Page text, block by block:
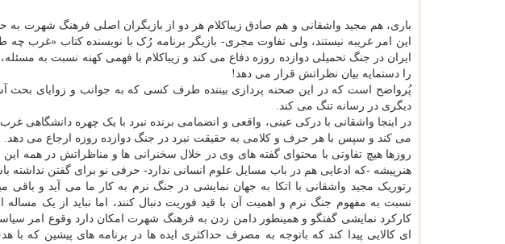
باری، هم مجید واشقانی و هم صادق زیباکلام هر دو از بازیگران اصلی فرهنگ شهرت به
این امر غریبه نیستند، ولی تفاوت مجری- بازیگر برنامه رُک با نویسنده کتاب
ایران در جنگ تحمیلی دوازده روزه دفاع می کند و زیباکلام با فهمی کهنه نسبت به
را دستمایه بیان نظراتش قرار می دهد!
پُرواضح است که در این صحنه پردازی بیننده طرف کسی که به جوانب و زوایای بحث
دیگری در رسانه تنگ می کند.
در اینجا واشقانی با درکی عینی، واقعی و انضمامی برنده نبرد با یک چهره دانشگاهی
می کند و سپس با هر حرف و کلامی به حقیقت نبرد در جنگ دوازده روزه ارجاع می دهد.
روزها هیچ تفاوتی با محتوای گفته های وی در خلال سخنرانی ها و مناظراتش در همه
هنرپیشه -که ادعایی هم در باب مسایل علوم انسانی ندارد- حرفی نو برای گفتن نداشته
رتوریک مجید واشقانی با اتکا به جهان نمایشی در جنگ نرم به کار ما می آید و
نسبت به مفهوم جنگ نرم و اهمیت آن با قید فوریت دنبال کنند، اما نباید از یک
کارکرد نمایشی گفتگو و همینطور دامن زدن به فرهنگ شهرت امکان دارد وقوع امر
ای کالایی پیدا کند که باتوجه به مصرف حداکثری ایده ها در برنامه های پیشین